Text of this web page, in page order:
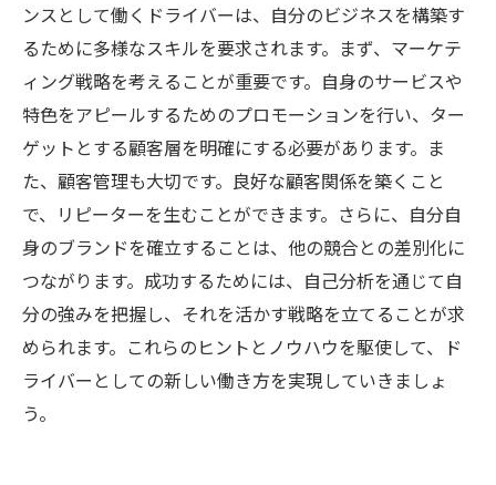
ンスとして働くドライバーは、自分のビジネスを構築す
るために多様なスキルを要求されます。まず、マーケテ
ィング戦略を考えることが重要です。自身のサービスや
特色をアピールするためのプロモーションを行い、ター
ゲットとする顧客層を明確にする必要があります。ま
た、顧客管理も大切です。良好な顧客関係を築くこと
で、リピーターを生むことができます。さらに、自分自
身のブランドを確立することは、他の競合との差別化に
つながります。成功するためには、自己分析を通じて自
分の強みを把握し、それを活かす戦略を立てることが求
められます。これらのヒントとノウハウを駆使して、ド
ライバーとしての新しい働き方を実現していきましょ
う。